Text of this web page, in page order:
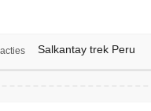
Salkantay trek Peru